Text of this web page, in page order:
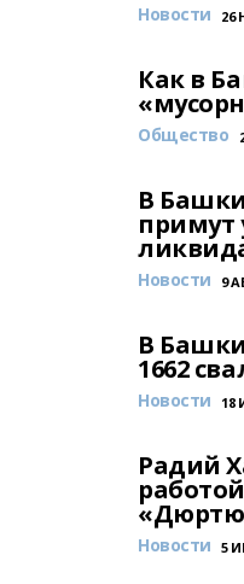
Новости 26
Как в
Общество
В
примут
Новости 9
В
1662
Новости 18
Радий
Новости 5